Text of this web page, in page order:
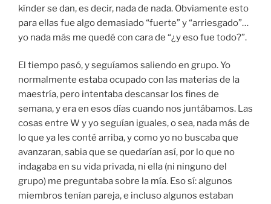
kínder se dan, es decir, nada de nada. Obviamente esto
para ellas fue algo demasiado “fuerte” y “arriesgado”…
yo nada más me quedé con cara de “¿y eso fue todo?”.
El tiempo pasó, y seguíamos saliendo en grupo. Yo
normalmente estaba ocupado con las materias de la
maestría, pero intentaba descansar los fines de
semana, y era en esos días cuando nos juntábamos. Las
cosas entre W y yo seguían iguales, o sea, nada más de
lo que ya les conté arriba, y como yo no buscaba que
avanzaran, sabia que se quedarían así, por lo que no
indagaba en su vida privada, ni ella (ni ninguno del
grupo) me preguntaba sobre la mía. Eso sí: algunos
miembros tenían pareja, e incluso algunos estaban